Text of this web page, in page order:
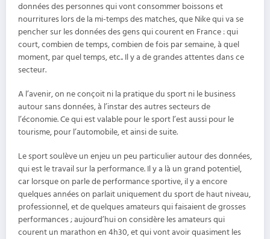
données des personnes qui vont consommer boissons et
nourritures lors de la mi-temps des matches, que Nike qui va se
pencher sur les données des gens qui courent en France : qui
court, combien de temps, combien de fois par semaine, à quel
moment, par quel temps, etc.. Il y a de grandes attentes dans ce
secteur.
A l’avenir, on ne conçoit ni la pratique du sport ni le business
autour sans données, à l’instar des autres secteurs de
l’économie. Ce qui est valable pour le sport l’est aussi pour le
tourisme, pour l’automobile, et ainsi de suite.
Le sport soulève un enjeu un peu particulier autour des données,
qui est le travail sur la performance. Il y a là un grand potentiel,
car lorsque on parle de performance sportive, il y a encore
quelques années on parlait uniquement du sport de haut niveau,
professionnel, et de quelques amateurs qui faisaient de grosses
performances ; aujourd’hui on considère les amateurs qui
courent un marathon en 4h30, et qui vont avoir quasiment les